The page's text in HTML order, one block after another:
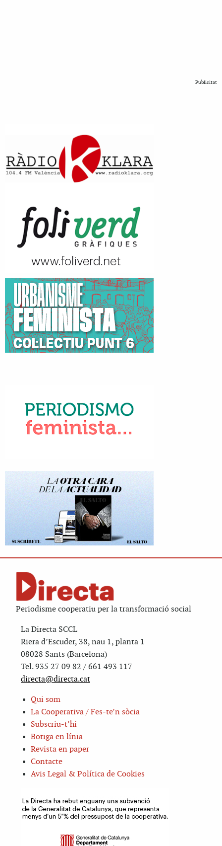
Publicitat
Periodisme cooperatiu per la transformació social
La Directa SCCL
Riera d’Escuder, 38, nau 1, planta 1
08028 Sants (Barcelona)
Tel. 935 27 09 82 / 661 493 117
directa@directa.cat
Qui som
La Cooperativa / Fes-te’n sòcia
Subscriu-t’hi
Botiga en línia
Revista en paper
Contacte
Avis Legal & Política de Cookies